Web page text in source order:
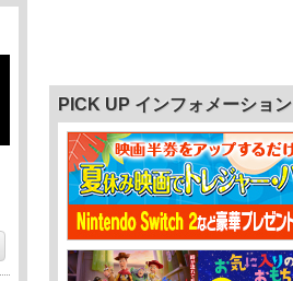
PICK UP インフォメーション